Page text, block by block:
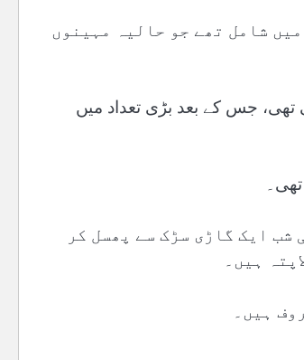
شامل تھے جو حالیہ مہینوں
کی تھی، جس کے بعد بڑی تعداد میں
ایک گاڑی سڑک سے پھسل کر
ہیں۔
ہیں۔